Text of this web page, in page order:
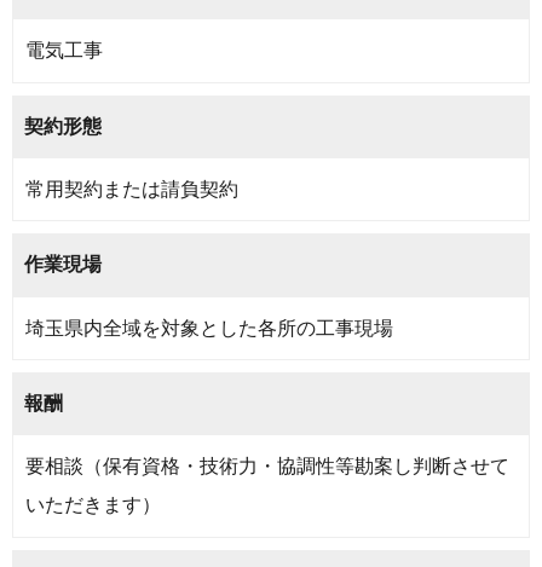
電気工事
契約形態
常用契約または請負契約
作業現場
埼玉県内全域を対象とした各所の工事現場
報酬
要相談（保有資格・技術力・協調性等勘案し判断させて
いただきます）